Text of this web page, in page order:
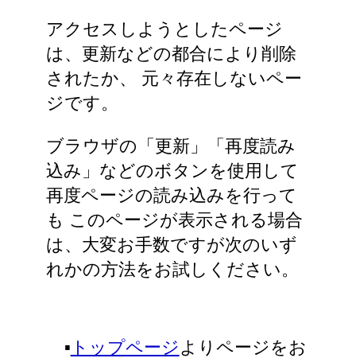
アクセスしようとしたページ
は、更新などの都合により削除
されたか、
元々存在しないペー
ジです。
ブラウザの「更新」「再度読み
込み」などのボタンを使用して
再度ページの読み込みを行って
も このページが表示される場合
は、大変お手数ですが次のいず
れかの方法をお試しください。
▪️ トップページよりページをお